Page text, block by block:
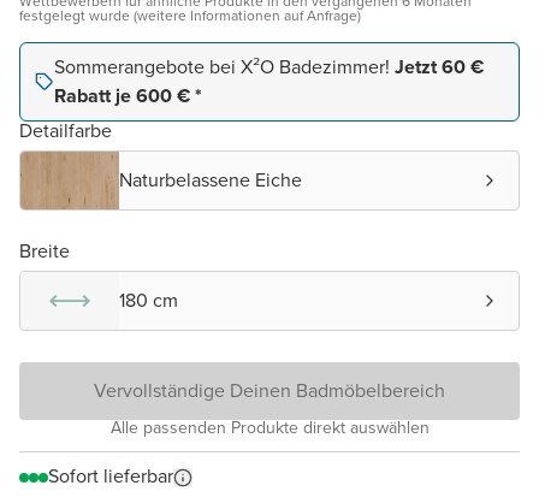
festgelegt wurde (weitere Informationen auf Anfrage)
Sommerangebote bei X²O Badezimmer! Jetzt 60 €
Rabatt je 600 € *
Detailfarbe
Naturbelassene Eiche
Breite
180 cm
Vervollständige Deinen Badmöbelbereich
Alle passenden Produkte direkt auswählen
Sofort lieferbar